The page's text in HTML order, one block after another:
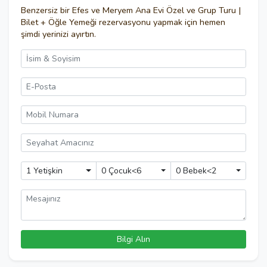
Benzersiz bir Efes ve Meryem Ana Evi Özel ve Grup Turu |
Bilet + Öğle Yemeği rezervasyonu yapmak için hemen
şimdi yerinizi ayırtın.
1 Yetişkin 0 Çocuk<6 0 Bebek<2